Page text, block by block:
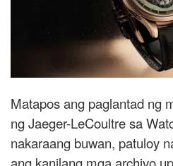
Matapos ang paglantad ng
ng Jaeger-LeCoultre sa
nakaraang buwan, patuloy